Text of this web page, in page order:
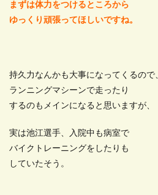
まずは体力をつけるところから
ゆっくり頑張ってほしいですね。
持久力なんかも大事になってくるので
ランニングマシーンで走ったり
するのもメインになると思いますが、
実は池江選手、入院中も病室で
バイクトレーニングをしたりも
していたそう。